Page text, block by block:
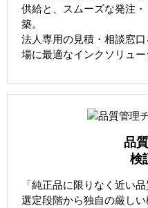
供給と、スムーズな発注
築。
法人専用の見積・相談窓
場に最適なインクソリュー
品
検
「純正品に限りなく近い
選定段階から独自の厳し